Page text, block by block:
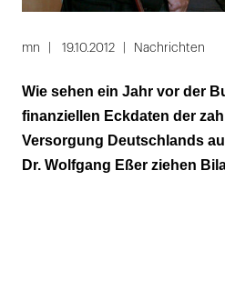
mn 19.10.2012 Nachrichten
Wie sehen ein Jahr vor der
finanziellen Eckdaten der
Versorgung Deutschlands
Dr. Wolfgang Eßer ziehen